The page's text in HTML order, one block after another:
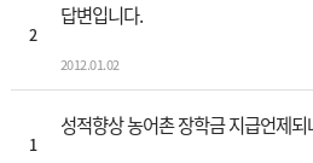
2
답변입니다.
2012.01.02
1
성적향상 농어촌 장학금 지급언제되